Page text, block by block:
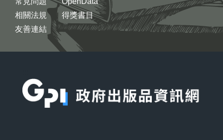
相關法規
友善連結
得獎書目